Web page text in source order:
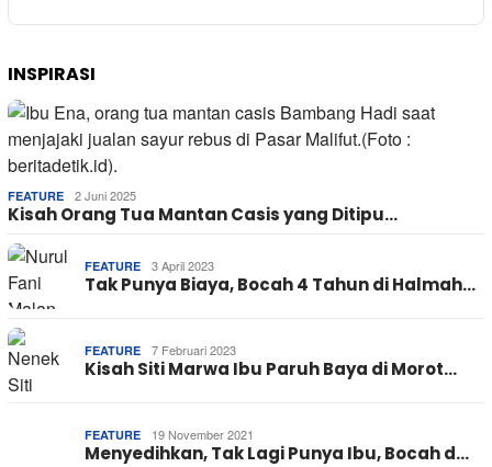
INSPIRASI
FEATURE 2 Juni 2025
Kisah Orang Tua Mantan Casis yang Ditipu…
FEATURE 3 April 2023
Tak Punya Biaya, Bocah 4 Tahun di Halmah…
FEATURE 7 Februari 2023
Kisah Siti Marwa Ibu Paruh Baya di Morot…
FEATURE 19 November 2021
Menyedihkan, Tak Lagi Punya Ibu, Bocah d…